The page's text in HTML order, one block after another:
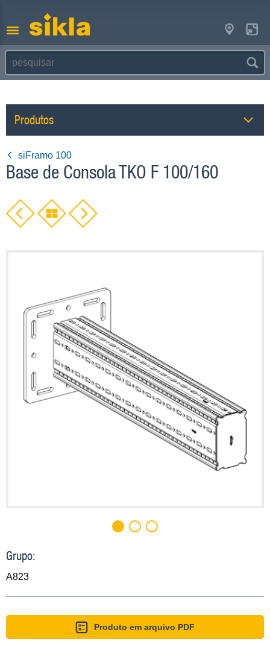
Produtos
siFramo 100
Base de Consola TKO F 100/160
Grupo:
A823
Produto em arquivo PDF